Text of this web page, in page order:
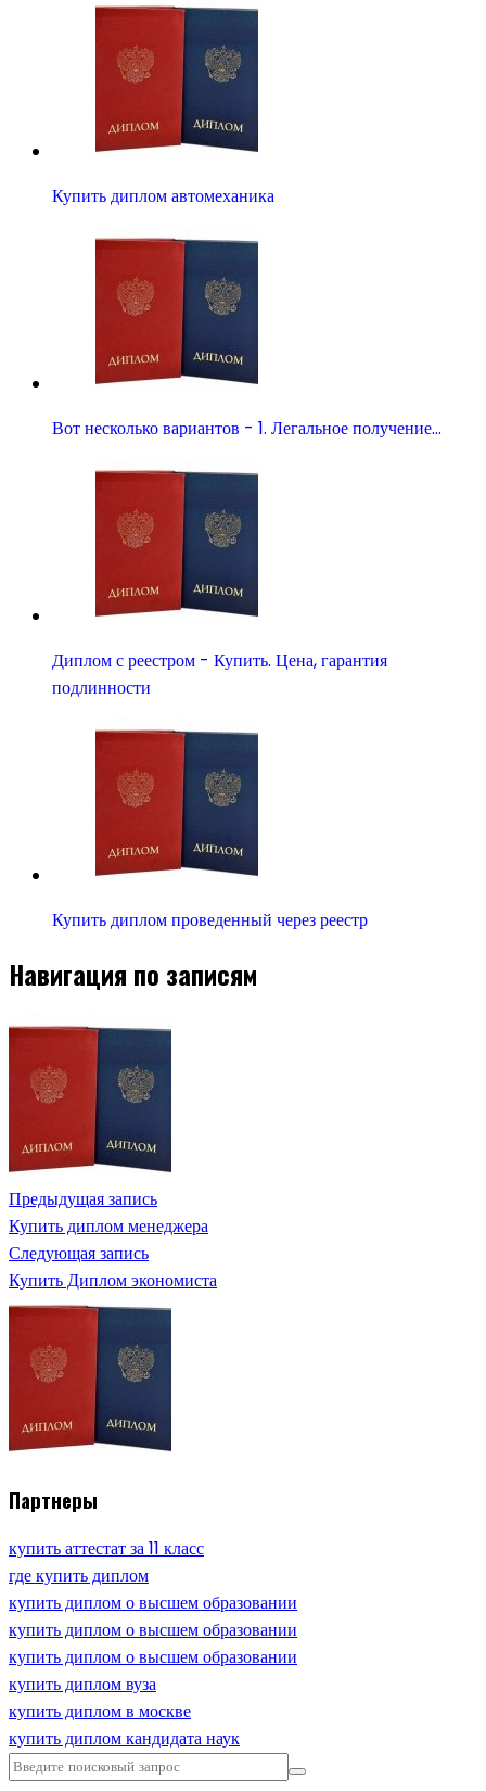
Купить диплом автомеханика
Вот несколько вариантов - 1. Легальное получение…
Диплом с реестром - Купить. Цена, гарантия
подлинности
Купить диплом проведенный через реестр
Навигация по записям
Предыдущая запись
Купить диплом менеджера
Следующая запись
Купить Диплом экономиста
Партнеры
купить аттестат за 11 класс
где купить диплом
купить диплом о высшем образовании
купить диплом о высшем образовании
купить диплом о высшем образовании
купить диплом вуза
купить диплом в москве
купить диплом кандидата наук